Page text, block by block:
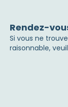
Rendez-
Si vous ne
raisonnable,